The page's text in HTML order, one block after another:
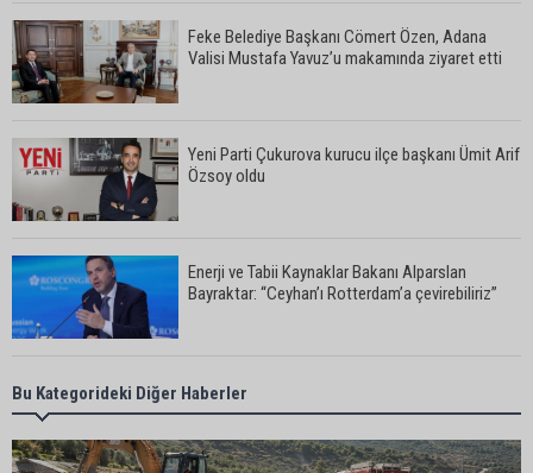
Feke Belediye Başkanı Cömert Özen, Adana
Valisi Mustafa Yavuz’u makamında ziyaret etti
Yeni Parti Çukurova kurucu ilçe başkanı Ümit Arif
Özsoy oldu
Enerji ve Tabii Kaynaklar Bakanı Alparslan
Bayraktar: “Ceyhan’ı Rotterdam’a çevirebiliriz”
Başkan Ali Bedrettin Karataş’tan sahiller için
duyarlılık çağrısı
Bu Kategorideki Diğer Haberler